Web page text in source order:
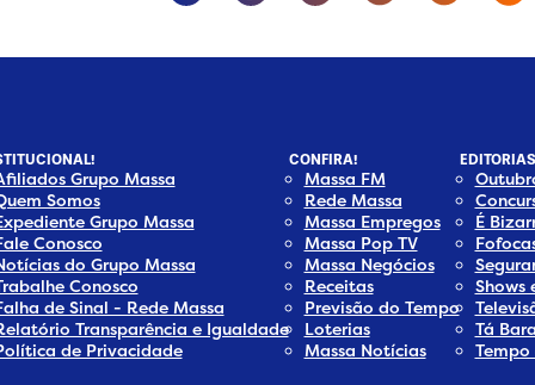
Grupo Massa
Somos
Grupo Massa
Conosco
do Grupo Massa
Conosco
de Sinal - Rede Massa
Transparência e Igualdade
de Privacidade
CONFIRA!
Massa FM
Rede Massa
Massa Empregos
Massa Pop TV
Massa Negócios
Receitas
Previsão do Tempo
Loterias
Massa Notícias
EDITORIAS
É
Shows
Tá